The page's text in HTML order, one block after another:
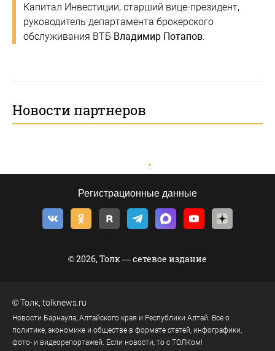
Капитал Инвестиции, старший вице-президент,
руководитель департамента брокерского
обслуживания ВТБ Владимир Потапов
Новости партнеров
Регистрационные данные
© 2026, Толк — сетевое издание
©Толк tolknews.ru
Новости Барнаула, Алтайского края и Республики Алтай. Все о
политике, экономике и обществе в формате статей, инфографики,
фото- и видеорепортажей. Если новости, то с ТОЛКом!